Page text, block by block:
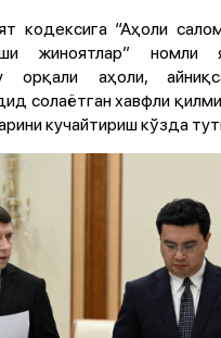
кодексига “Аҳоли
жиноятлар” номли
орқали аҳоли,
солаётган хавфли
кучайтириш кўзда